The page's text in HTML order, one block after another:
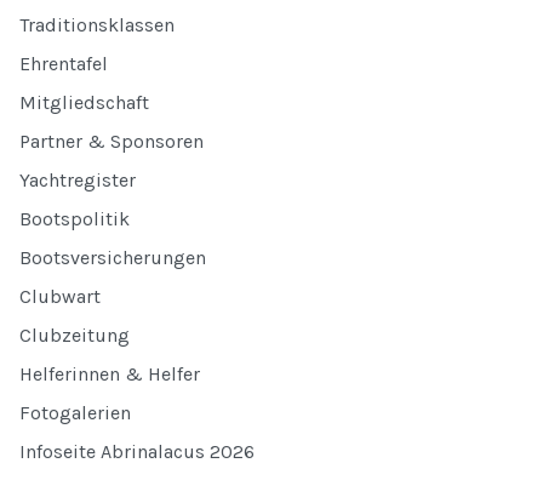
Traditionsklassen
Ehrentafel
Mitgliedschaft
Partner & Sponsoren
Yachtregister
Bootspolitik
Bootsversicherungen
Clubwart
Clubzeitung
Helferinnen & Helfer
Fotogalerien
Infoseite Abrinalacus 2026